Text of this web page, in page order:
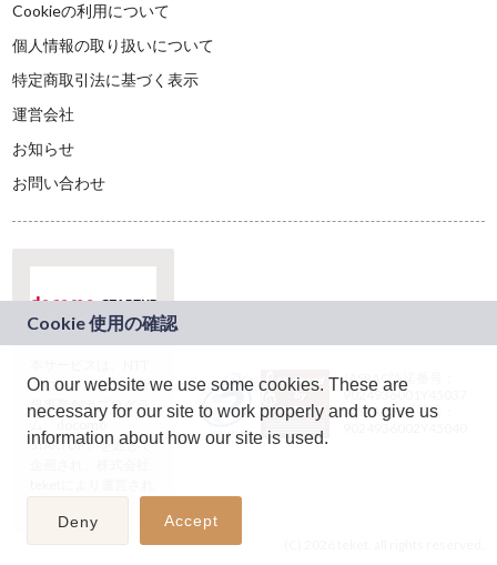
On our website we use some cookies. These are
necessary for our site to work properly and to give us
information about how our site is used.
Deny Accept
Cookieの利用について
個人情報の取り扱いについて
特定商取引法に基づく表示
運営会社
お知らせ
お問い合わせ
ドコモグループの新
規事業創出プログラ
ム「docomo
STARTUP」を通じて
JASRAC許諾番号：
9024936001Y45037
JASRAC許諾番号：